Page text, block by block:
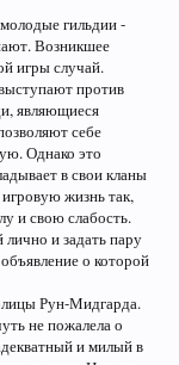
гильдии -
Возникшее
игры случай.
против
являющиеся
себе
Однако это
в свои кланы
жизнь так,
и свою слабость.
и задать пару
о которой
Рун-Мидгарда.
не пожалела о
и милый в